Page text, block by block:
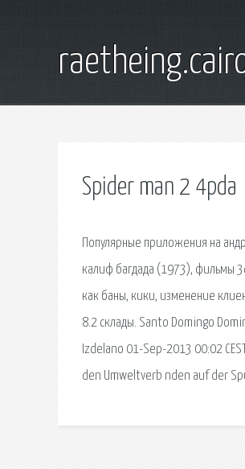
Spider man 2 4pda
Популярные приложения на
калиф багдада (1973), фильмы
как баны, кики, изменение
8.2 склады. Santo Domingo
Izdelano 01-Sep-2013 00:02
den Umweltverb nden auf der